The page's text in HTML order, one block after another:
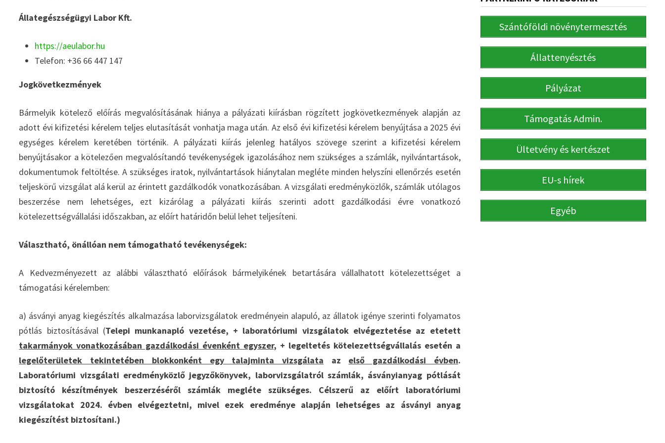
Állategészségügyi Labor Kft.
https://aeulabor.hu
Telefon: +36 66 447 147
Jogkövetkezmények
Bármelyik kötelező előírás megvalósításának hiánya a pályázati kiírásban rögzített jogkövetkezmények alapján az
adott évi kifizetési kérelem teljes elutasítását vonhatja maga után. Az első évi kifizetési kérelem benyújtása a 2025 évi
egységes kérelem keretében történik. A pályázati kiírás jelenleg hatályos szövege szerint a kifizetési kérelem
benyújtásakor a kötelezően megvalósítandó tevékenységek igazolásához nem szükséges a számlák, nyilvántartások,
dokumentumok feltöltése. A szükséges iratok, nyilvántartások hiánytalan megléte minden helyszíni ellenőrzés esetén
teljeskörű vizsgálat alá kerül az érintett gazdálkodók vonatkozásában. A vizsgálati eredményközlők, számlák utólagos
beszerzése nem lehetséges, ezt kizárólag a pályázati kiírás szerinti adott gazdálkodási évre vonatkozó
kötelezettségvállalási időszakban, az előírt határidőn belül lehet teljesíteni.
Választható, önállóan nem támogatható tevékenységek:
A Kedvezményezett az alábbi választható előírások bármelyikének betartására vállalhatott kötelezettséget a
támogatási kérelemben:
a) ásványi anyag kiegészítés alkalmazása laborvizsgálatok eredményein alapuló, az állatok igénye szerinti folyamatos
pótlás biztosításával (Telepi munkanapló vezetése, + laboratóriumi vizsgálatok elvégeztetése az etetett
takarmányok vonatkozásában gazdálkodási évenként egyszer, + legeltetés kötelezettségvállalás esetén a
legelőterületek tekintetében blokkonként egy talajminta vizsgálata az első gazdálkodási évben.
Laboratóriumi vizsgálati eredményközlő jegyzőkönyvek, laborvizsgálatról számlák, ásványianyag pótlását
biztosító készítmények beszerzéséről számlák megléte szükséges. Célszerű az előírt laboratóriumi
vizsgálatokat 2024. évben elvégeztetni, mivel ezek eredménye alapján lehetséges az ásványi anyag
kiegészítést biztosítani.)
Szántóföldi növénytermesztés
Állattenyésztés
Pályázat
Támogatás Admin.
Ültetvény és kertészet
EU-s hírek
Egyéb